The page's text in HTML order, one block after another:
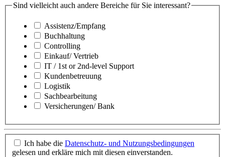
Sind vielleicht auch andere Bereiche für Sie interessant?
Assistenz/Empfang
Buchhaltung
Controlling
Einkauf/ Vertrieb
IT / 1st or 2nd-level Support
Kundenbetreuung
Logistik
Sachbearbeitung
Versicherungen/ Bank
Ich habe die Datenschutz- und Nutzungsbedingungen
gelesen und erkläre mich mit diesen einverstanden.